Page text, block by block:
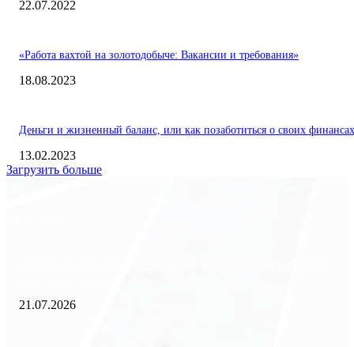
22.07.2022
«Работа вахтой на золотодобыче: Вакансии и требования»
18.08.2023
Деньги и жизненный баланс, или как позаботиться о своих финансах
13.02.2023
Загрузить больше
21.07.2026